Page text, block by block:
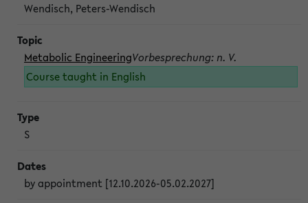
Wendisch, Peters-Wendisch
Metabolic EngineeringVorbesprechung: n. V.
Course taught in English
S
by appointment [12.10.2026-05.02.2027]